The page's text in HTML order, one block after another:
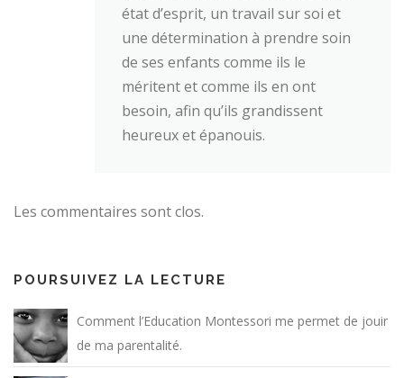
état d’esprit, un travail sur soi et
une détermination à prendre soin
de ses enfants comme ils le
méritent et comme ils en ont
besoin, afin qu’ils grandissent
heureux et épanouis.
Les commentaires sont clos.
POURSUIVEZ LA LECTURE
Comment l’Education Montessori me permet de jouir
de ma parentalité.